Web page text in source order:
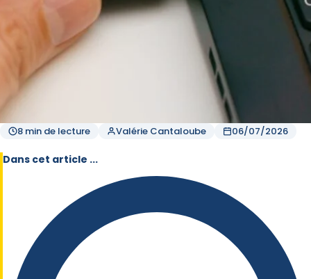
8 min de lecture Valérie Cantaloube 06/07/2026
Dans cet article ...